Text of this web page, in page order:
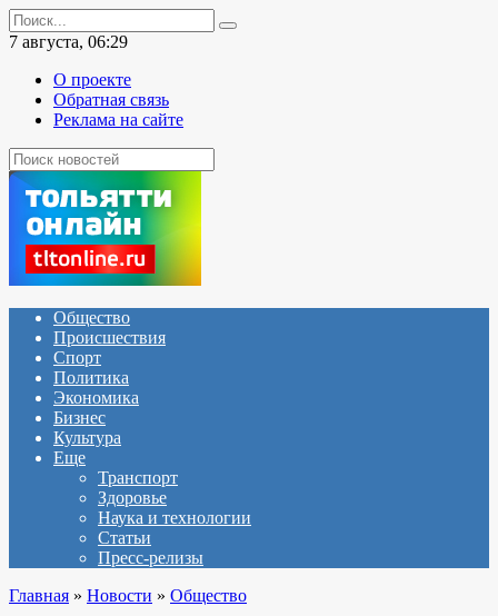
Перейти
к
содержанию
Search
for:
7 августа, 06:29
О проекте
Обратная связь
Реклама на сайте
Общество
Происшествия
Спорт
Политика
Экономика
Бизнес
Культура
Еще
Транспорт
Здоровье
Наука и технологии
Статьи
Пресс-релизы
Главная » Новости » Общество